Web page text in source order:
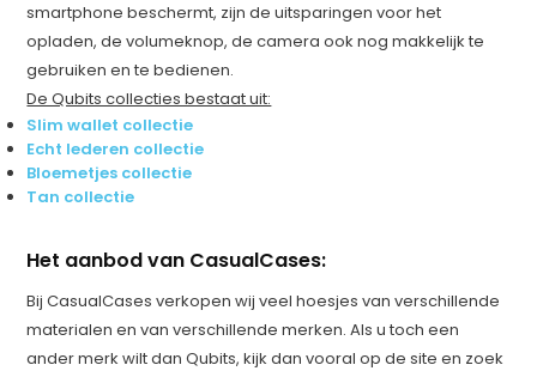
smartphone beschermt, zijn de uitsparingen voor het
opladen, de volumeknop, de camera ook nog makkelijk te
gebruiken en te bedienen.
De Qubits collecties bestaat uit:
Slim wallet collectie
Echt lederen collectie
Bloemetjes collectie
Tan collectie
Het aanbod van CasualCases:
Bij CasualCases verkopen wij veel hoesjes van verschillende
materialen en van verschillende merken. Als u toch een
ander merk wilt dan Qubits, kijk dan vooral op de site en zoek